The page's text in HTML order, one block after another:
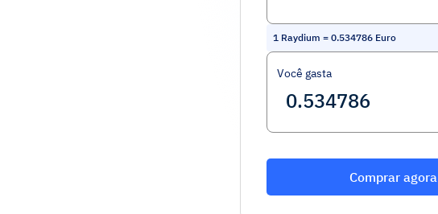
1 Raydium = 0.534786 Euro
Você gasta
Comprar agora